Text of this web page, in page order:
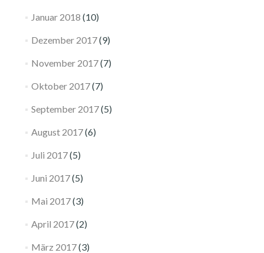
Januar 2018 (10)
Dezember 2017(9)
November 2017(7)
Oktober 2017(7)
September 2017(5)
August 2017(6)
Juli 2017(5)
Juni 2017(5)
Mai 2017(3)
April 2017(2)
März 2017(3)